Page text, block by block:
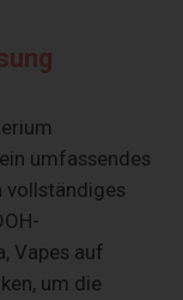
umfassendes
vollständiges
Vapes auf
um die